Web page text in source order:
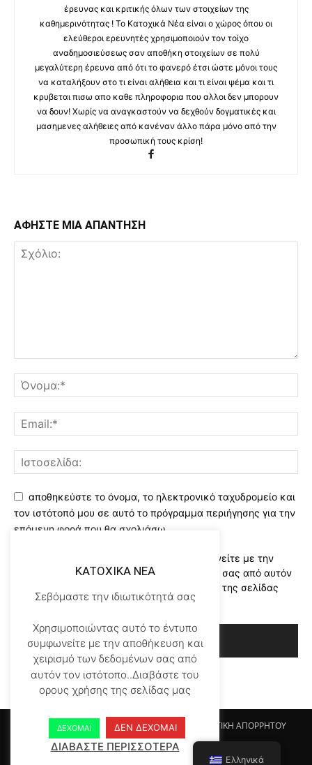
έρευνας και κριτικής όλων των στοιχείων της
καθημερινότητας ! Το Κατοχικά Νέα είναι ο χώρος όπου οι
ελεύθεροι ερευνητές χρησιμοποιούν τον τοίχο
αναδημοσιεύσεως σαν αποθήκη στοιχείων σε πολύ
μεγαλύτερη έρευνα από ότι το φανερό έτσι ώστε μόνοι τους
να καταλήξουν στο τι είναι αλήθεια και τι είναι ψέμα και τι
κρυβεται πισω απο καθε πληροφορια που αλλοι δεν μπορουν
να δουν! Χωρίς να αναγκαστούν να δεχθούν δογματικές και
μασημενες αλήθειες από κανέναν άλλο πάρα μόνο από την
προσωπική τους κρίση!
ΑΦΗΣΤΕ ΜΙΑ ΑΠΑΝΤΗΣΗ
αποθηκεύστε το όνομα, το ηλεκτρονικό ταχυδρομείο και
τον ιστότοπό μου σε αυτό το πρόγραμμα περιήγησης για την
επόμενη φορά που θα σχολιάσω.
Χρησιμοποιώντας αυτό το έντυπο συμφωνείτε με την
αποθήκευση και χειρισμό των δεδομένων σας από αυτόν
τον ιστότοπο..Διαβάστε του ορους χρήσης της σελίδας
μας*
Αρχικη KATOHIKA NEA Login Register
ΠΟΛΙΤΙΚΗ ΑΠΟΡΡΗΤΟΥ
ΟΡΟΙ ΧΡΗΣΗΣ
ΕΠΙΚΟΙΝΩΝΙΑ
KATOXIKA NEA
Σεβόμαστε την ιδιωτικότητά σας
Χρησιμοποιώντας αυτό το έντυπο
συμφωνείτε με την αποθήκευση και
χειρισμό των δεδομένων σας από
αυτόν τον ιστότοπο..Διαβάστε του
ορους χρήσης της σελίδας μας
ΔΕΧΟΜΑΙ ΔΕΝ ΔΕΧΟΜΑΙ
ΔΙΑΒΑΣΤΕ ΠΕΡΙΣΣΟΤΕΡΑ
Ελληνικά